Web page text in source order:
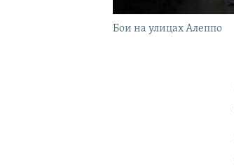
Бои на улицах Алеппо